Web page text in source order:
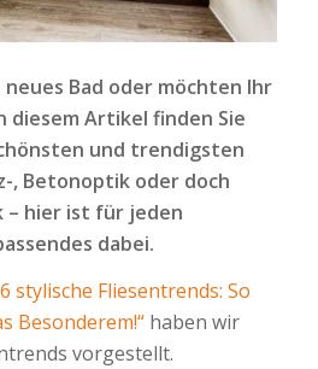
neues Bad oder möchten Ihr
diesem Artikel finden Sie
und trendigsten
, Betonoptik oder doch
– hier ist für jeden
dabei.
6 stylische Fliesentrends: So
Besonderem!“haben wir
vorgestellt.